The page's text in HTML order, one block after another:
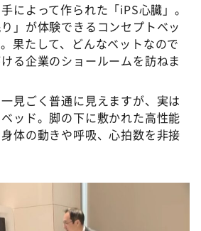
によって作られた「iPS心臓」。
」が体験できるコンセプトベッ
果たして、どんなベットなので
る企業のショールームを訪ねま
見ごく普通に見えますが、実は
ッド。脚の下に敷かれた高性能
体の動きや呼吸、心拍数を非接